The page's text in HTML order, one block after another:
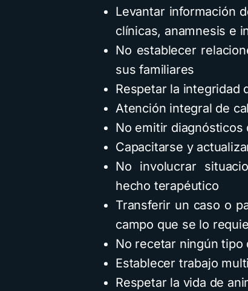
Levantar información
clínicas, anamnesis e
No establecer
sus familiares
Respetar la integridad
Atención integral de
No emitir diagnósticos
Capacitarse y
No involucrar
hecho terapéutico
Transferir un caso o
campo que se lo
No recetar ningún tipo
Establecer trabajo
Respetar la vida de